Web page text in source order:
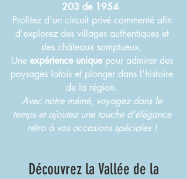
203 de 1954.
Profitez d'un circuit privé commenté afin
d'explorez des villages authentiques et
des châteaux somptueux.
Une expérience uniquepour admirer des
paysages lotois et plonger dans l'histoire
de la région.
Avec notre mémé, voyagez dans le
temps et ajoutez une touche d'élégance
rétro à vos occasions spéciales !
Découvrez la Vallée de la